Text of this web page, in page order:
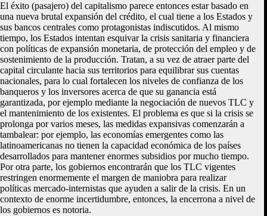
El éxito (pasajero) del capitalismo parece entonces estar basado en
una nueva brutal expansión del crédito, el cual tiene a los Estados y
sus bancos centrales como protagonistas indiscutidos. Al mismo
tiempo, los Estados intentan esquivar la crisis sanitaria y financiera
con políticas de expansión monetaria, de protección del empleo y de
sostenimiento de la producción. Tratan, a su vez de atraer parte del
capital circulante hacia sus territorios para equilibrar sus cuentas
nacionales, para lo cual fortalecen los niveles de confianza de los
banqueros y los inversores acerca de que su ganancia está
garantizada, por ejemplo mediante la negociación de nuevos TLC y
el mantenimiento de los existentes. El problema es que si la crisis se
prolonga por varios meses, las medidas expansivas comenzarán a
tambalear: por ejemplo, las economías emergentes como las
latinoamericanas no tienen la capacidad económica de los países
desarrollados para mantener enormes subsidios por mucho tiempo.
Por otra parte, los gobiernos encontrarán que los TLC vigentes
restringen enormemente el margen de maniobra para realizar
políticas mercado-internistas que ayuden a salir de la crisis. En un
contexto de enorme incertidumbre, entonces, la encerrona a nivel de
los gobiernos es notoria.